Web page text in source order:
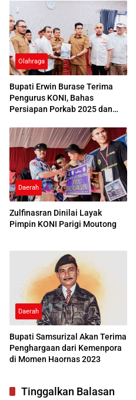
Olahraga
Bupati Erwin Burase Terima
Pengurus KONI, Bahas
Persiapan Porkab 2025 dan
Daerah
Zulfinasran Dinilai Layak
Pimpin KONI Parigi Moutong
Daerah
Bupati Samsurizal Akan Terima
Penghargaan dari Kemenpora
di Momen Haornas 2023
Tinggalkan Balasan